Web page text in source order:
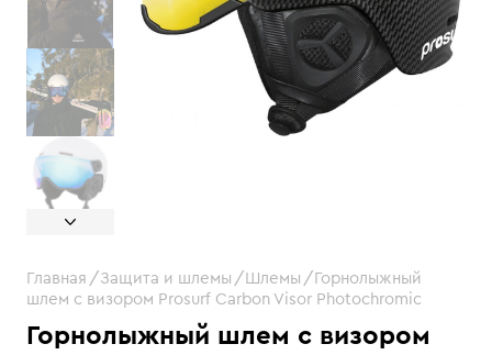
Горнолыжный шлем с визором
Главная Защита и шлемы Шлемы
Горнолыжный
шлем с визором Prosurf Carbon Visor Photochromic